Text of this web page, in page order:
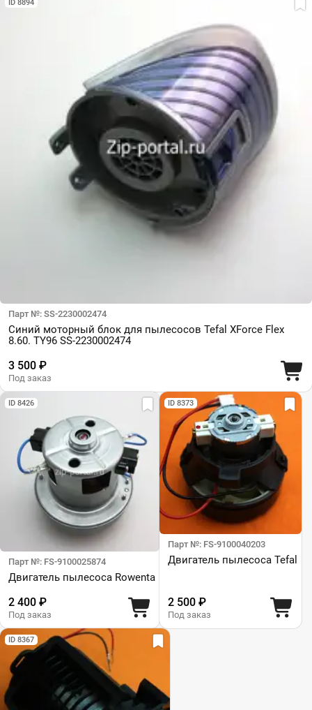
ID 8894
Парт №: SS-2230002474
Синий моторный блок для пылесосов Tefal XForce Flex
8.60. TY96 SS-2230002474
3 500 ₽
Под заказ
ID 8426
Парт №: FS-9100025874
Двигатель пылесоса Rowenta
2 400 ₽
Под заказ
ID 8373
Парт №: FS-9100040203
Двигатель пылесоса Tefal
2 500 ₽
Под заказ
ID 8367